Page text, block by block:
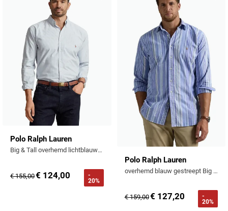
Polo Ralph Lauren
Big & Tall overhemd lichtblauw katoen
€ 155,00€ 124,00
-
20%
Toevoegen aan favorieten
Polo Ralph Lauren
overhemd blauw gestreept Big & Tall
€ 159,00€ 127,20
-
20%